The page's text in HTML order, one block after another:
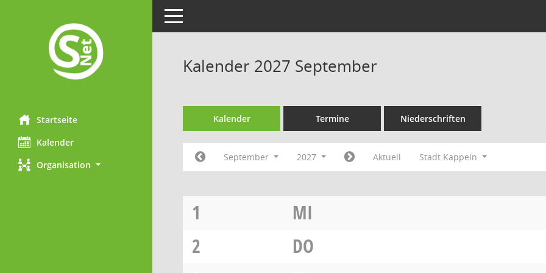
Startseite
Kalender
Organisation
Toggle navigation
Kalender 2027 September
Kalender Termine Niederschriften
September 2027 Aktuell Stadt Kappeln
1
MI
2
DO